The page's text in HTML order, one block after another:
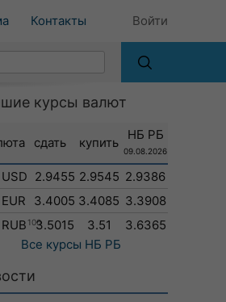
Контакты Войти
курсы валют
сдать купить
НБ РБ
09.08.2026
USD 2.9455 2.9545 2.9386
EUR
3.4005 3.4085 3.3908
RUB 1003.5015 3.51
3.6365
Все курсы НБ РБ